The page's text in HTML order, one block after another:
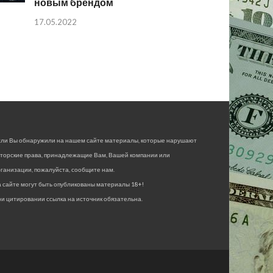
17.05.2022
Вы обнаружили на нашем сайте материалы, которые нарушают
права, принадлежащие Вам, Вашей компании или
пожалуйста, сообщите нам.
сайте могут быть опубликованы материалы 18+!
цитировании ссылка на источник обязательна.